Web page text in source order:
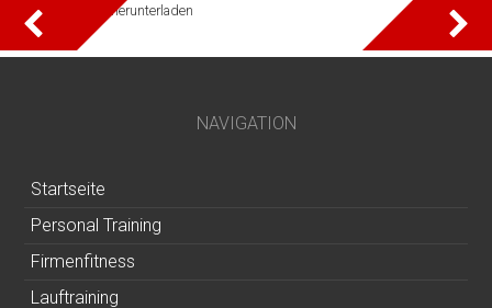
Als Datei herunterladen
NAVIGATION
Startseite
Personal Training
Firmenfitness
Lauftraining